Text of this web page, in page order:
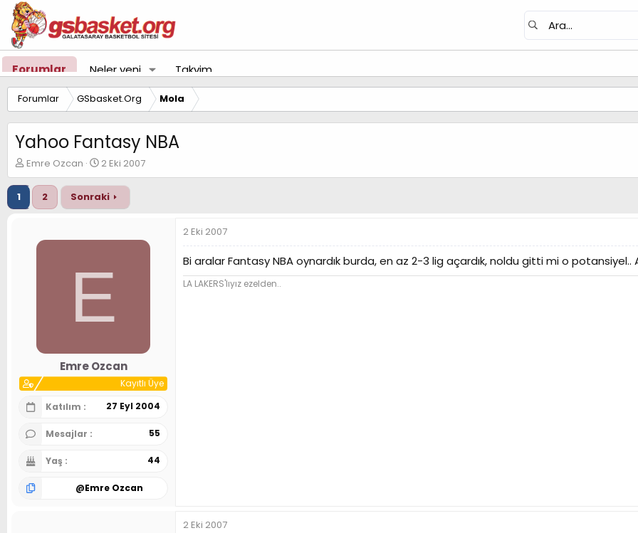
Forumlar Neler yeni Takvim
Forumlar GSbasket.Org Mola
Yahoo Fantasy NBA
K
o
n
u
y
Emre Ozcan
B
a
ş
l
a
g
t
a
r
i
2 Eki 2007
1 2 Sonraki
E
Emre Ozcan
Kayıtlı Üye
Katılım
27 Eyl 2004
Mesajlar 55
Yaş 44
@Emre Ozcan
2 Eki 2007
Bi aralar Fantasy NBA oynardık burda, en az 2-3 lig açardık, noldu gitti mi o
LA LAKERS'lıyız ezelden..
2 Eki 2007